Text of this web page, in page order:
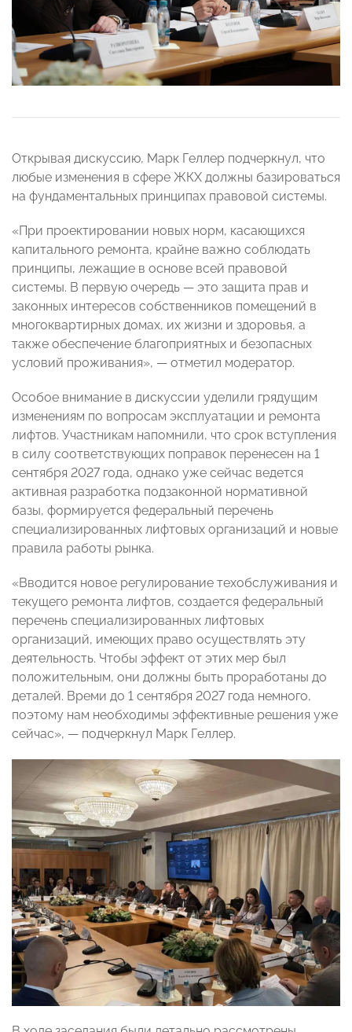
Открывая дискуссию, Марк Геллер подчеркнул, что
любые изменения в сфере ЖКХ должны базироваться
на фундаментальных принципах правовой системы.
«При проектировании новых норм, касающихся
капитального ремонта, крайне важно соблюдать
принципы, лежащие в основе всей правовой
системы. В первую очередь — это защита прав и
законных интересов собственников помещений в
многоквартирных домах, их жизни и здоровья, а
также обеспечение благоприятных и безопасных
условий проживания», — отметил модератор.
Особое внимание в дискуссии уделили грядущим
изменениям по вопросам эксплуатации и ремонта
лифтов. Участникам напомнили, что срок вступления
в силу соответствующих поправок перенесен на 1
сентября 2027 года, однако уже сейчас ведется
активная разработка подзаконной нормативной
базы, формируется федеральный перечень
специализированных лифтовых организаций и новые
правила работы рынка.
«Вводится новое регулирование техобслуживания и
текущего ремонта лифтов, создается федеральный
перечень специализированных лифтовых
организаций, имеющих право осуществлять эту
деятельность. Чтобы эффект от этих мер был
положительным, они должны быть проработаны до
деталей. Времи до 1 сентября 2027 года немного,
поэтому нам необходимы эффективные решения уже
сейчас», — подчеркнул Марк Геллер.